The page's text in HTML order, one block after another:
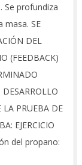
Se profundiza
masa. SE
DEL
(FEEDBACK)
DESARROLLO
LA PRUEBA DE
EJERCICIO
del propano: